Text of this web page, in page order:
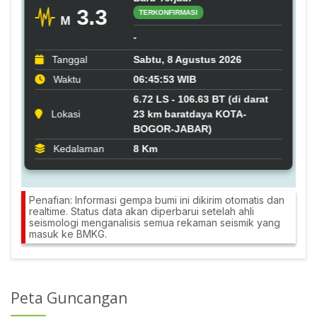
Penafian: Informasi gempa bumi ini dikirim otomatis dan
realtime. Status data akan diperbarui setelah ahli
seismologi menganalisis semua rekaman seismik yang
masuk ke BMKG.
Peta Guncangan